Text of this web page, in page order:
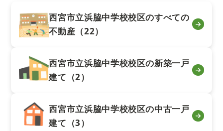
西宮市立浜脇中学校校区のすべての
不動産（22）
西宮市立浜脇中学校校区の新築一戸
建て（2）
西宮市立浜脇中学校校区の中古一戸
建て（3）